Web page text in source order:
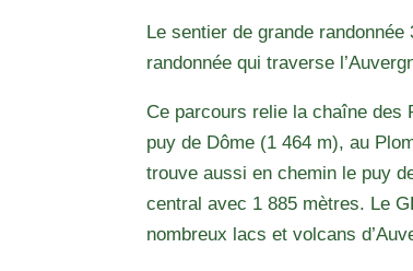
Le sentier de grande
randonnée qui traverse
Ce parcours relie la chaîne des
puy de Dôme (1 464 m), au
trouve aussi en chemin le puy
central avec 1 885 mètres. Le
nombreux lacs et volcans